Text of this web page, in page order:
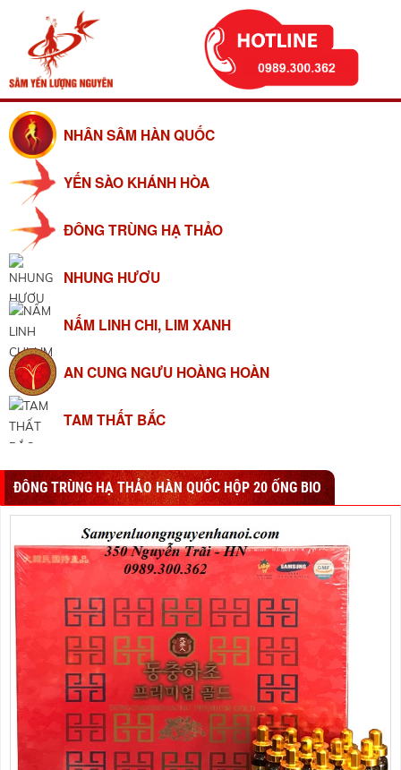
NHÂN SÂM HÀN QUỐC
YẾN SÀO KHÁNH HÒA
ĐÔNG TRÙNG HẠ THẢO
NHUNG HƯƠU
NẤM LINH CHI, LIM XANH
AN CUNG NGƯU HOÀNG HOÀN
TAM THẤT BẮC
ĐÔNG TRÙNG HẠ THẢO HÀN QUỐC HỘP 20 ỐNG BIO